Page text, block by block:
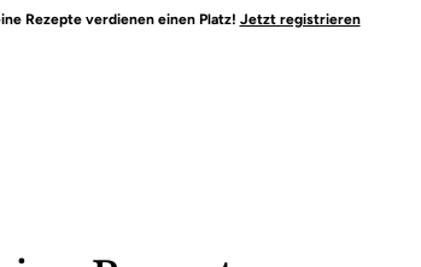
Rezepte verdienen einen Platz! Jetzt registrieren